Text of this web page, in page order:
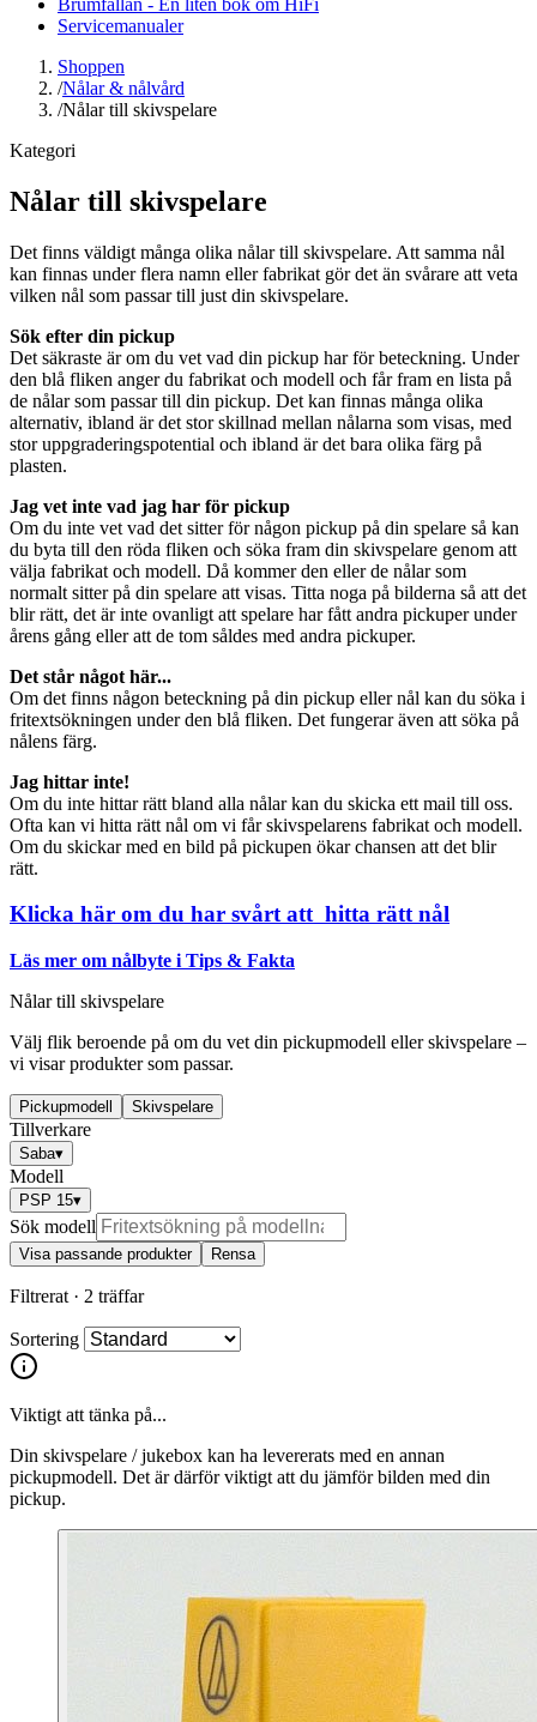
Servicemanualer
Shoppen
/Nålar & nålvård
/Nålar till skivspelare
Kategori
Nålar till skivspelare
Det finns väldigt många olika nålar till skivspelare. Att samma nål
kan finnas under flera namn eller fabrikat gör det än svårare att veta
vilken nål som passar till just din skivspelare.
Sök efter din pickup
Det säkraste är om du vet vad din pickup har för beteckning. Under
den blå fliken anger du fabrikat och modell och får fram en lista på
de nålar som passar till din pickup. Det kan finnas många olika
alternativ, ibland är det stor skillnad mellan nålarna som visas, med
stor uppgraderingspotential och ibland är det bara olika färg på
plasten.
Jag vet inte vad jag har för pickup
Om du inte vet vad det sitter för någon pickup på din spelare så kan
du byta till den röda fliken och söka fram din skivspelare genom att
välja fabrikat och modell. Då kommer den eller de nålar som
normalt sitter på din spelare att visas. Titta noga på bilderna så att det
blir rätt, det är inte ovanligt att spelare har fått andra pickuper under
årens gång eller att de tom såldes med andra pickuper.
Det står något här...
Om det finns någon beteckning på din pickup eller nål kan du söka i
fritextsökningen under den blå fliken. Det fungerar även att söka på
nålens färg.
Jag hittar inte!
Om du inte hittar rätt bland alla nålar kan du skicka ett mail till oss.
Ofta kan vi hitta rätt nål om vi får skivspelarens fabrikat och modell.
Om du skickar med en bild på pickupen ökar chansen att det blir
rätt.
Klicka här om du har svårt att hitta rätt nål
Läs mer om nålbyte i Tips & Fakta
Nålar till skivspelare
Välj flik beroende på om du vet din pickupmodell eller skivspelare –
vi visar produkter som passar.
Pickupmodell Skivspelare
Tillverkare
Saba▾
Modell
PSP 15▾
Sök modell
Visa passande produkter Rensa
Filtrerat · 2 träffar
Sortering
Viktigt att tänka på...
Din skivspelare / jukebox kan ha levererats med en annan
pickupmodell. Det är därför viktigt att du jämför bilden med din
pickup.